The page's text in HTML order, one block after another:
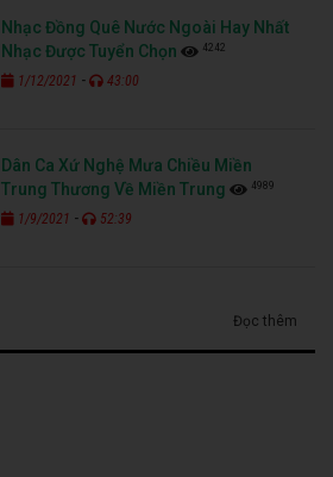
Nhạc Đồng Quê Nước Ngoài Hay Nhất
Nhạc Được Tuyển Chọn
4242
1/12/2021 - 43:00
Dân Ca Xứ Nghệ Mưa Chiều Miền
Trung Thương Về Miền Trung
4989
1/9/2021 - 52:39
Đọc thêm